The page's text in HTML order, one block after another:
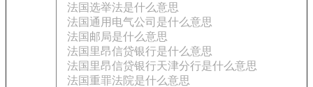
法国选举法是什么意思
法国通用电气公司是什么意思
法国邮局是什么意思
法国里昂信贷银行是什么意思
法国里昂信贷银行天津分行是什么意思
法国重罪法院是什么意思